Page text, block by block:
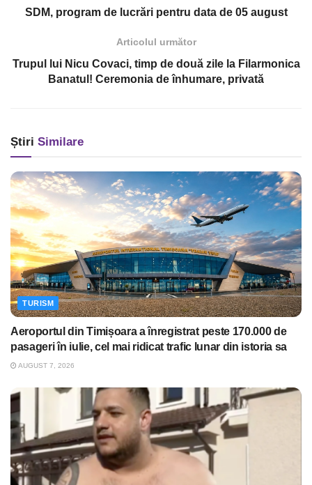
SDM, program de lucrări pentru data de 05 august
Articolul următor
Trupul lui Nicu Covaci, timp de două zile la Filarmonica
Banatul! Ceremonia de înhumare, privată
Știri Similare
TURISM
Aeroportul din Timișoara a înregistrat peste 170.000 de
pasageri în iulie, cel mai ridicat trafic lunar din istoria sa
AUGUST 7, 2026